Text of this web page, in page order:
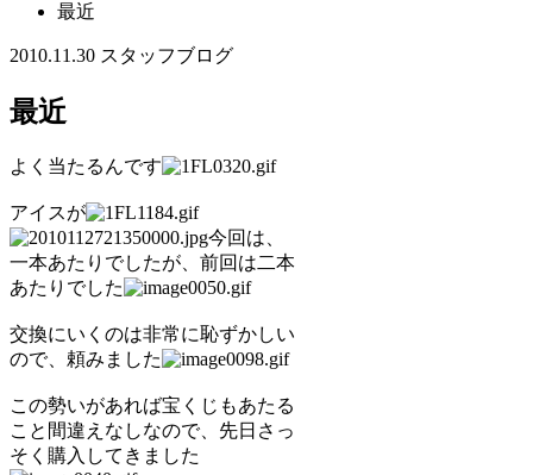
最近
2010.11.30 スタッフブログ
最近
よく当たるんです
アイスが
今回は、
一本あたりでしたが、前回は二本
あたりでした
交換にいくのは非常に恥ずかしい
ので、頼みました
この勢いがあれば宝くじもあたる
こと間違えなしなので、先日さっ
そく購入してきました